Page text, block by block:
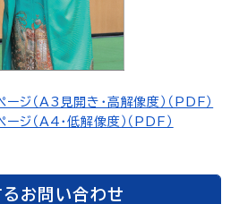
（A3見開き・高解像度）（PDF）
（A4・低解像度）（PDF）
お問い合わせ